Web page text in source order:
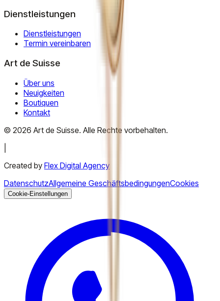
Dienstleistungen
Dienstleistungen
Termin vereinbaren
Art de Suisse
Über uns
Neuigkeiten
Boutiquen
Kontakt
© 2026 Art de Suisse. Alle Rechte vorbehalten.
Created by Flex Digital Agency
DatenschutzAllgemeine GeschäftsbedingungenCookies
Cookie-Einstellungen